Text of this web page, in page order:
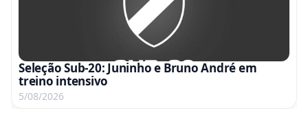
Seleção Sub-20: Juninho e Bruno André em
treino intensivo
5/08/2026